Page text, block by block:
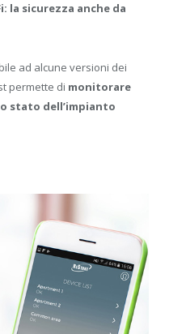
la sicurezza anche da
ad alcune versioni dei
permette di monitorare
stato dell’impianto